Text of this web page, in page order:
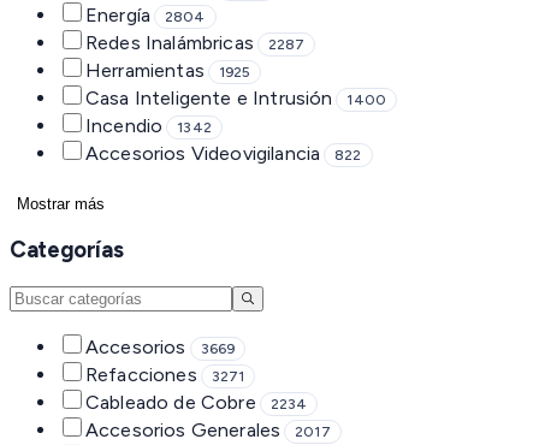
Energía 2804
Redes Inalámbricas 2287
Herramientas 1925
Casa Inteligente e Intrusión 1400
Incendio 1342
Accesorios Videovigilancia 822
Mostrar más
Categorías
Accesorios 3669
Refacciones 3271
Cableado de Cobre 2234
Accesorios Generales 2017